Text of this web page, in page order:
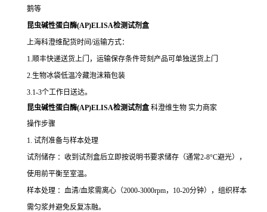
鹅等
昆虫碱性蛋白酶(AP)ELISA检测试剂盒
上海科澄维配货时间/运输方式：
1.顺丰快递送货上门，运输保存条件苛刻产品可单独送货上门
2.生物冰袋低温冷藏泡沫箱包装
3.1-3个工作日送达。
昆虫碱性蛋白酶(AP)ELISA检测试剂盒科澄维生物 实力商家
操作步骤
1. 试剂准备与样本处理
试剂储存 ：收到试剂盒后立即按说明书要求储存（通常2-8°C避光），
使用前平衡至室温。
样本处理 ：血清/血浆需离心（2000-3000rpm，10-20分钟），组织样本
需匀浆并避免反复冻融。